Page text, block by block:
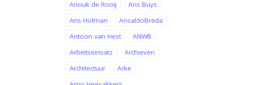
Anouk de Rooij
Ans Buys
Ans Holman
AnsaldoBreda
Antoon van Hest
ANWB
Arbeitseinsatz
Archieven
Architectuur
Arke